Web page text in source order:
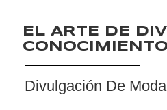
EL ARTE DE
CONOCIMIENTO
Divulgación De Moda